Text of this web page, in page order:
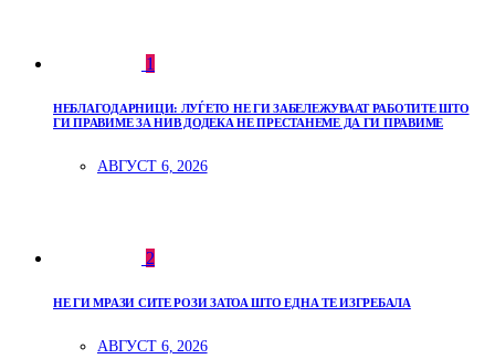
1
НЕБЛАГОДАРНИЦИ: ЛУЃЕТО НЕ ГИ ЗАБЕЛЕЖУВААТ РАБОТИТЕ ШТО
ГИ ПРАВИМЕ ЗА НИВ ДОДЕКА НЕ ПРЕСТАНЕМЕ ДА ГИ ПРАВИМЕ
АВГУСТ 6, 2026
2
НЕ ГИ МРАЗИ СИТЕ РОЗИ ЗАТОА ШТО ЕДНА ТЕ ИЗГРЕБАЛА
АВГУСТ 6, 2026